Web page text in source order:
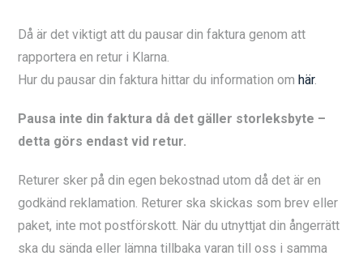
Då är det viktigt att du pausar din faktura genom att
rapportera en retur i Klarna.
Hur du pausar din faktura hittar du information omhär.
Pausa inte din faktura då det gäller storleksbyte –
detta görs endast vid retur.
Returer sker på din egen bekostnad utom då det är en
godkänd reklamation. Returer ska skickas som brev eller
paket, inte mot postförskott. När du utnyttjat din ångerrätt
ska du sända eller lämna tillbaka varan till oss i samma